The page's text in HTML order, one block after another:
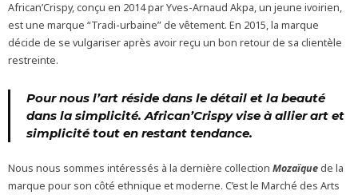
African’Crispy, conçu en 2014 par Yves-Arnaud Akpa, un jeune ivoirien,
est une marque “Tradi-urbaine” de vêtement. En 2015, la marque
décide de se vulgariser après avoir reçu un bon retour de sa clientèle
restreinte.
Pour nous l’art réside dans le détail et la beauté
dans la simplicité. African’Crispy vise à allier art et
simplicité tout en restant tendance.
Nous nous sommes intéressés à la dernière collection Mozaïquede la
marque pour son côté ethnique et moderne. C’est le Marché des Arts